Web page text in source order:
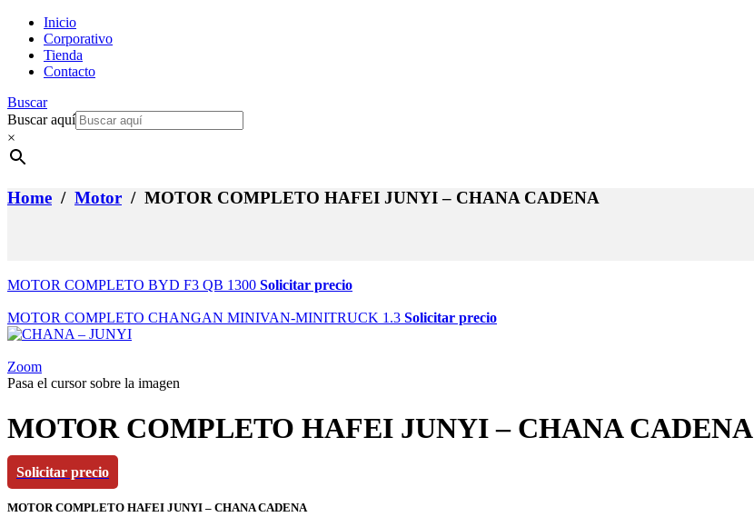
Inicio
Corporativo
Tienda
Contacto
Buscar
Buscar aquí
×
Home / Motor / MOTOR COMPLETO HAFEI JUNYI – CHANA CADENA
MOTOR COMPLETO BYD F3 QB 1300 Solicitar precio
MOTOR COMPLETO CHANGAN MINIVAN-MINITRUCK 1.3 Solicitar precio
Zoom
Pasa el cursor sobre la imagen
MOTOR COMPLETO HAFEI JUNYI – CHANA CADENA
Solicitar precio
MOTOR COMPLETO HAFEI JUNYI – CHANA CADENA